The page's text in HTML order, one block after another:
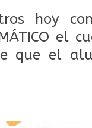
hoy
el
que el